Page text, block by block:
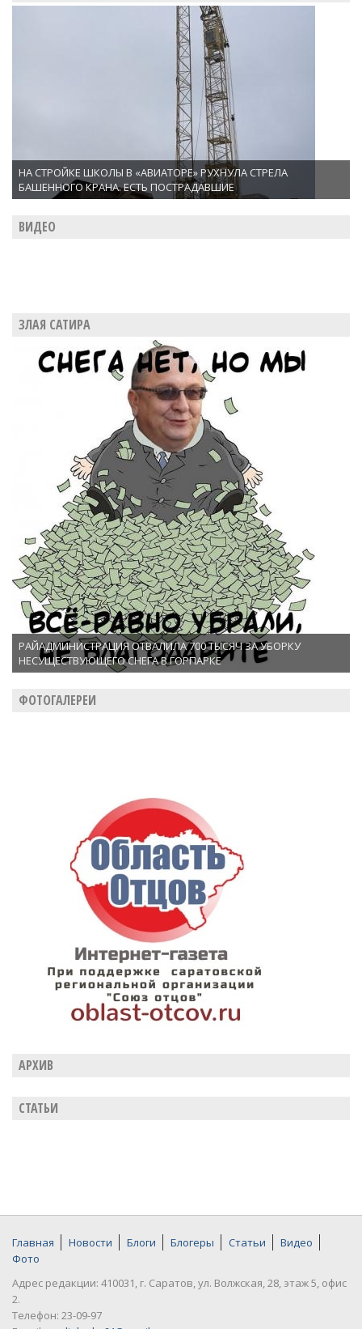
НА СТРОЙКЕ ШКОЛЫ В «АВИАТОРЕ» РУХНУЛА СТРЕЛА
БАШЕННОГО КРАНА. ЕСТЬ ПОСТРАДАВШИЕ
ВИДЕО
ЗЛАЯ САТИРА
РАЙАДМИНИСТРАЦИЯ ОТВАЛИЛА 700 ТЫСЯЧ ЗА УБОРКУ
НЕСУЩЕСТВУЮЩЕГО СНЕГА В ГОРПАРКЕ
ФОТОГАЛЕРЕИ
АРХИВ
СТАТЬИ
Главная Новости Блоги Блогеры Статьи
Видео
Фото
Адрес редакции: 410031, г. Саратов, ул. Волжская, 28, этаж 5, офис
2.
Телефон: 23-09-97